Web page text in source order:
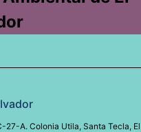
27-A. Colonia Utila, Santa Tecla, El